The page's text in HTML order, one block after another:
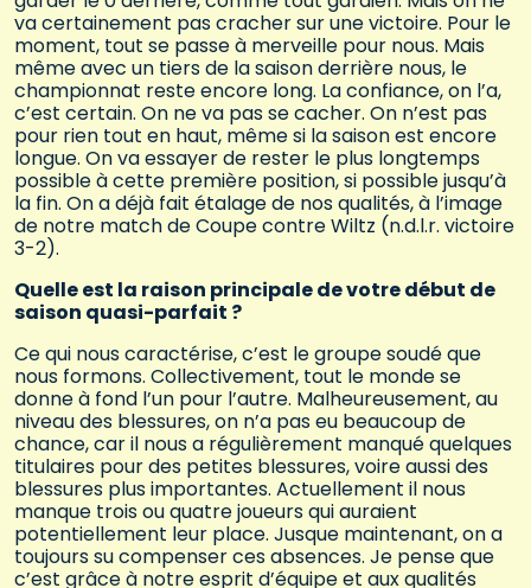
va certainement pas cracher sur une victoire. Pour le
moment, tout se passe à merveille pour nous. Mais
même avec un tiers de la saison derrière nous, le
championnat reste encore long. La confiance, on l’a,
c’est certain. On ne va pas se cacher. On n’est pas
pour rien tout en haut, même si la saison est encore
longue. On va essayer de rester le plus longtemps
possible à cette première position, si possible jusqu’à
la fin. On a déjà fait étalage de nos qualités, à l’image
de notre match de Coupe contre Wiltz (n.d.l.r. victoire
3-2).
Quelle est la raison principale de votre début de
saison quasi-parfait ?
Ce qui nous caractérise, c’est le groupe soudé que
nous formons. Collectivement, tout le monde se
donne à fond l’un pour l’autre. Malheureusement, au
niveau des blessures, on n’a pas eu beaucoup de
chance, car il nous a régulièrement manqué quelques
titulaires pour des petites blessures, voire aussi des
blessures plus importantes. Actuellement il nous
manque trois ou quatre joueurs qui auraient
potentiellement leur place. Jusque maintenant, on a
toujours su compenser ces absences. Je pense que
c’est grâce à notre esprit d’équipe et aux qualités